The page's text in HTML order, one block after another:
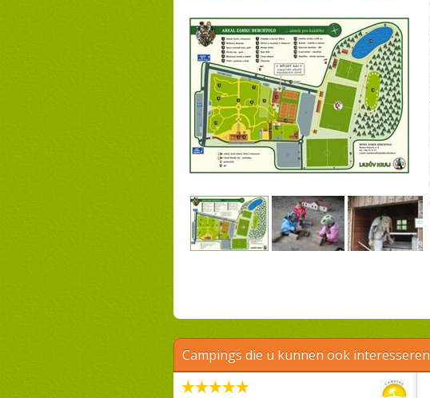
Campings die u kunnen ook interesseren